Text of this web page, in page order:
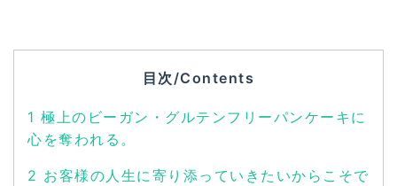
目次/Contents
1 極上のビーガン・グルテンフリーパンケーキに
心を奪われる。
2 お客様の人生に寄り添っていきたいからこそで